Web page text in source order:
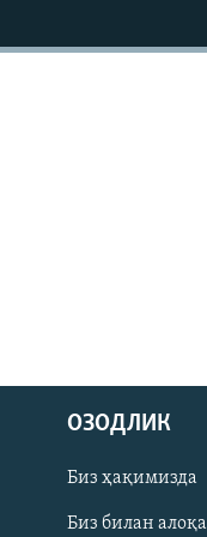
На русском
ИЖТИМОИЙ ТАРМОҚЛАР
ОЗОДЛИК
Биз ҳақимизда
Биз билан алоқа